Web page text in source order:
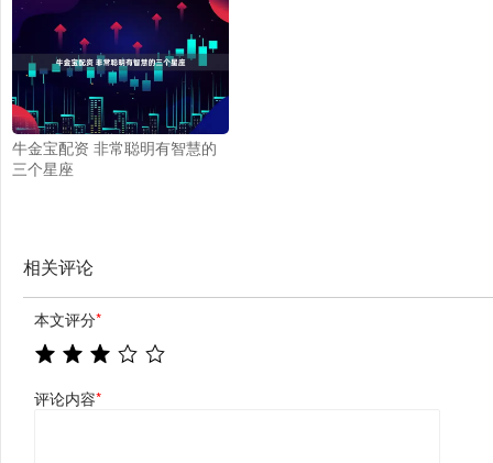
牛金宝配资 非常聪明有智慧的
三个星座
相关评论
本文评分*
评论内容*